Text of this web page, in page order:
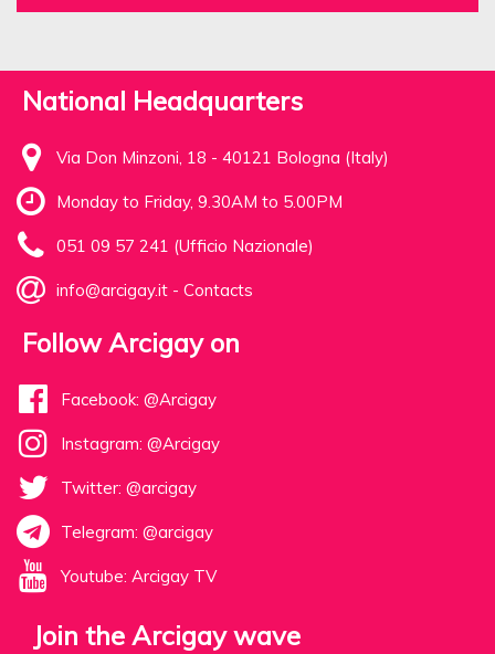
National Headquarters
Via Don Minzoni, 18 - 40121 Bologna (Italy)
Monday to Friday, 9.30AM to 5.00PM
051 09 57 241 (Ufficio Nazionale)
info@arcigay.it - Contacts
Follow Arcigay on
Facebook: @Arcigay
Instagram: @Arcigay
Twitter: @arcigay
Telegram: @arcigay
Youtube: Arcigay TV
Join the Arcigay wave